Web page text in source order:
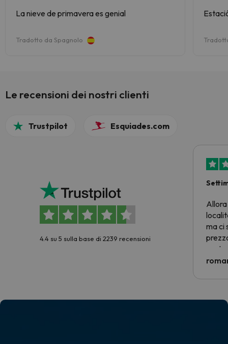
La nieve de primavera es genial
Tradotto da Spagnolo
Le recensioni dei nostri clienti
Trustpilot Esquiades.com
4.4 su 5 sulla base di 2239 recensioni
Allora
ma ci